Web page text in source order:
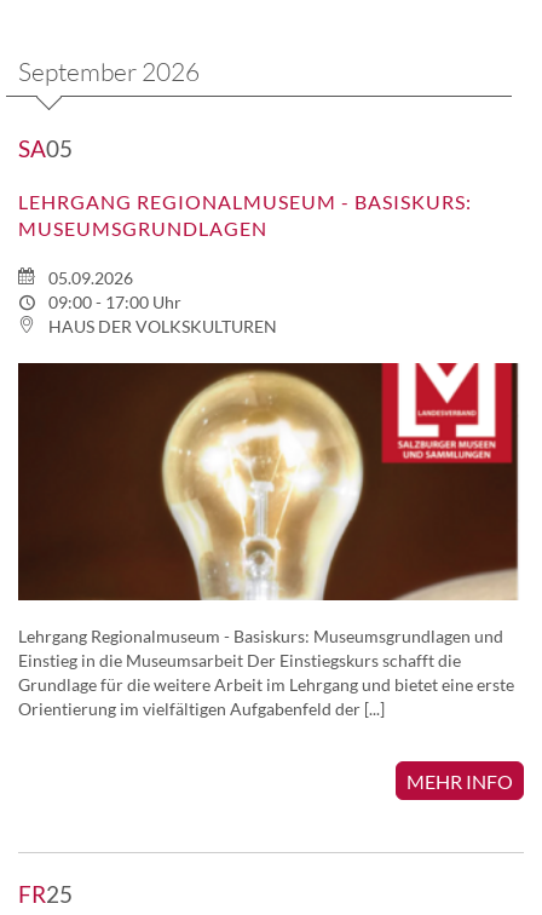
September 2026
SA05
LEHRGANG REGIONALMUSEUM - BASISKURS:
MUSEUMSGRUNDLAGEN
05.09.2026
09:00 - 17:00 Uhr
HAUS DER VOLKSKULTUREN
Lehrgang Regionalmuseum - Basiskurs: Museumsgrundlagen und
Einstieg in die Museumsarbeit Der Einstiegskurs schafft die
Grundlage für die weitere Arbeit im Lehrgang und bietet eine erste
Orientierung im vielfältigen Aufgabenfeld der [...]
MEHR INFO
FR25